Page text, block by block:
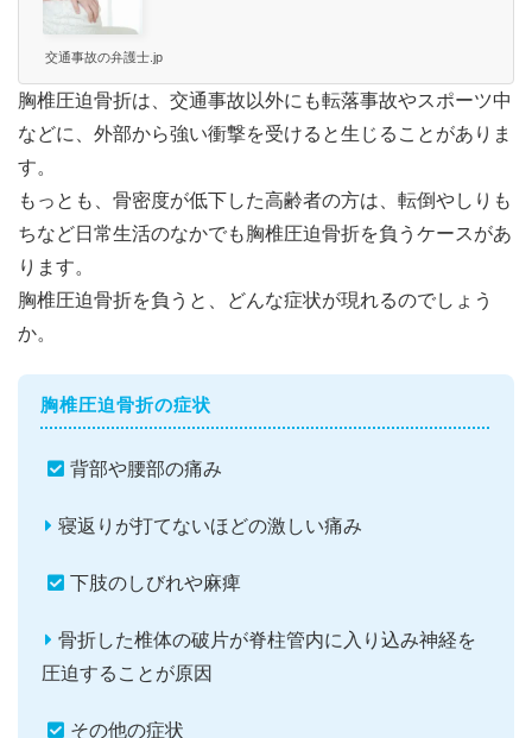
交通事故の弁護士.jp
胸椎圧迫骨折は、交通事故以外にも転落事故やスポーツ中
などに、外部から強い衝撃を受けると生じることがありま
す。
もっとも、骨密度が低下した高齢者の方は、転倒やしりも
ちなど日常生活のなかでも胸椎圧迫骨折を負うケースがあ
ります。
胸椎圧迫骨折を負うと、どんな症状が現れるのでしょう
か。
胸椎圧迫骨折の症状
背部や腰部の痛み
寝返りが打てないほどの激しい痛み
下肢のしびれや麻痺
骨折した椎体の破片が脊柱管内に入り込み神経を
圧迫することが原因
その他の症状